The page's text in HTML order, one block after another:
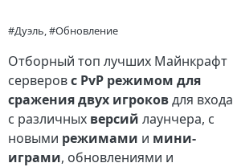
#Дуэль, #Обновление
Отборный топ лучших Майнкрафт
серверовс PvP режимом для
сражения двух игроковдля входа
с различных версий лаунчера, с
новыми режимами и мини-
играми, обновлениями и